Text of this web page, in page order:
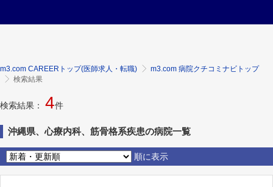
m3.com CAREERトップ(医師求人・転職)
m3.com 病院クチコミナビトップ
検索結果
検索結果： 4件
沖縄県、心療内科、筋骨格系疾患の病院一覧
順に表示